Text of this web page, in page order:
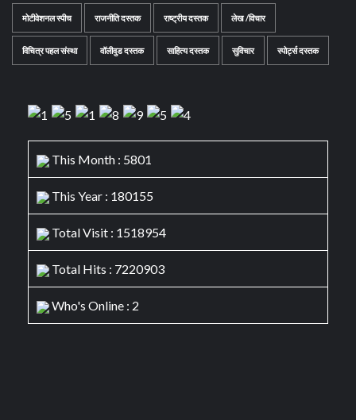
मोटीवेशनल स्पीच राजनीति दस्तक राष्ट्रीय दस्तक लेख /विचार
विचित्र पहल संस्था वॉलीवुड दस्तक साहित्य दस्तक सुविचार स्पोर्ट्स दस्तक
This Month : 5801
This Year : 180155
Total Visit : 1518954
Total Hits : 7220903
Who's Online : 2